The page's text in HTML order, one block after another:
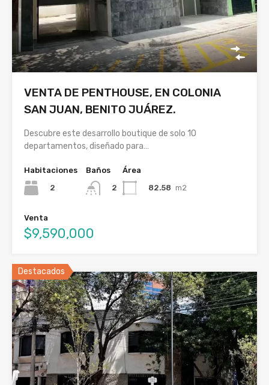
VENTA DE PENTHOUSE, EN COLONIA
SAN JUAN, BENITO JUÁREZ.
Descubre este desarrollo boutique de solo 10
departamentos, diseñado para…
Habitaciones
2
Baños
2
Área
82.58 m2
Venta
$9,590,000
Destacados